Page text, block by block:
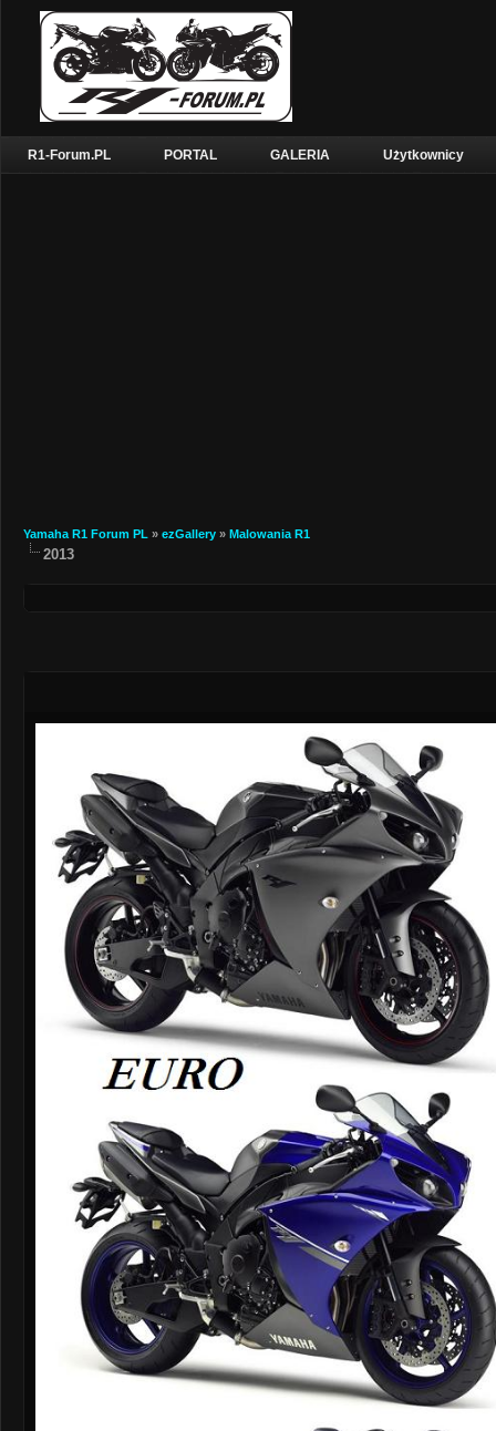
R1-Forum.PL PORTAL GALERIA Użytkownicy
Yamaha R1 Forum PL » ezGallery » Malowania R1
2013